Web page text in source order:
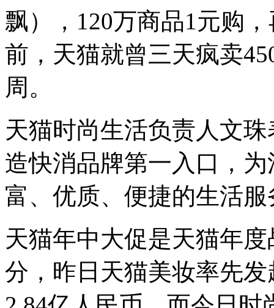
飘），120万商品1元购
前，天猫就曾三天疯卖
周。
天猫时尚生活负责人文
造快消品牌第一入口，
富、优质、便捷的生活
天猫年中大促是天猫年
分，昨日天猫美妆率先